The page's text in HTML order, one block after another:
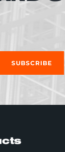
SUBSCRIBE